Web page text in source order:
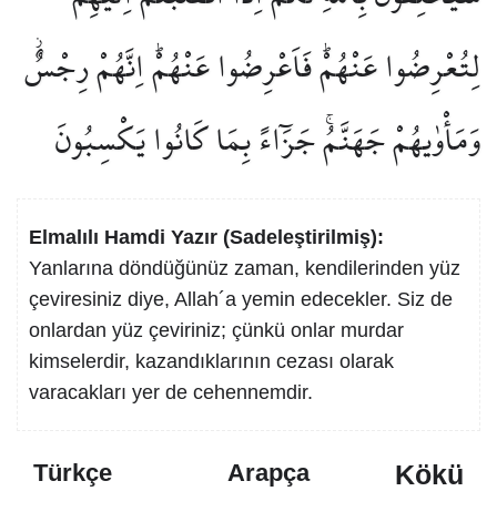
لِتُعْرِضُوا عَنْهُمْۜ فَاَعْرِضُوا عَنْهُمْۜ اِنَّهُمْ رِجْسٌۘ
وَمَأْوٰيهُمْ جَهَنَّمُۚ جَزَٓاءً بِمَا كَانُوا يَكْسِبُونَ
Elmalılı Hamdi Yazır (Sadeleştirilmiş):
Yanlarına döndüğünüz zaman, kendilerinden yüz
çeviresiniz diye, Allah´a yemin edecekler. Siz de
onlardan yüz çeviriniz; çünkü onlar murdar
kimselerdir, kazandıklarının cezası olarak
varacakları yer de cehennemdir.
Türkçe Arapça Kökü